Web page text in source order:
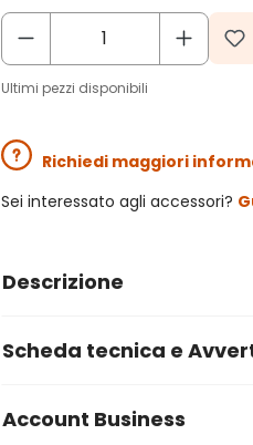
Ultimi pezzi disponibili
Richiedi maggiori
Sei interessato agli accessori?
Descrizione
Scheda tecnica e
Account Business